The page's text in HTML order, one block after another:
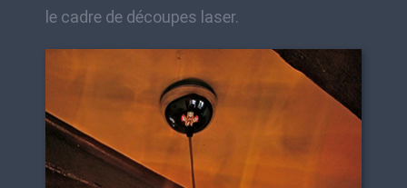
le cadre de découpes laser.